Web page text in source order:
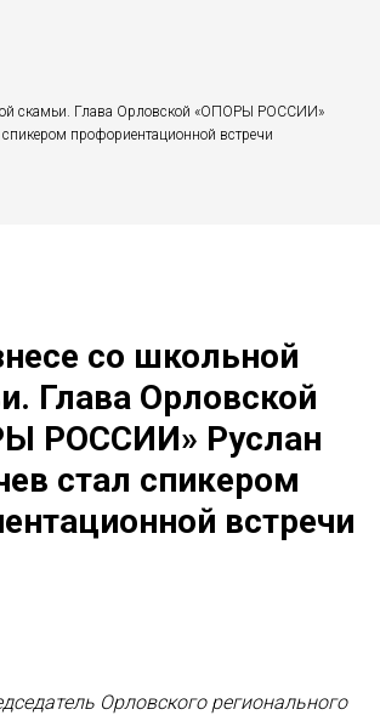
скамьи. Глава Орловской «ОПОРЫ РОССИИ»
спикером профориентационной встречи
со школьной
Глава Орловской
РОССИИ» Руслан
стал спикером
встречи
Орловского регионального